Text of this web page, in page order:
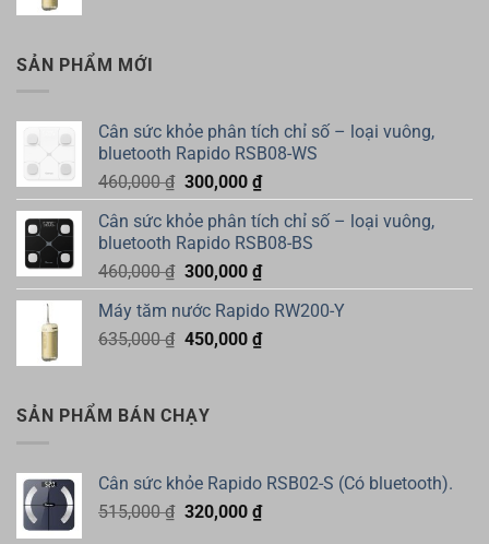
SẢN PHẨM MỚI
Cân sức khỏe phân tích chỉ số – loại vuông,
bluetooth Rapido RSB08-WS
460,000₫ Giá
gốc
là:
460,000 ₫.
300,000 ₫Giá
hiện
tại
là:
300,000 ₫.
Cân sức khỏe phân tích chỉ số – loại vuông,
bluetooth Rapido RSB08-BS
460,000₫ Giá
gốc
là:
460,000 ₫.
300,000 ₫Giá
hiện
tại
là:
Máy tăm nước Rapido RW200-Y
635,000₫ Giá
635,000 ₫.
450,000 ₫Giá
SẢN PHẨM BÁN CHẠY
Cân sức khỏe Rapido RSB02-S (Có bluetooth).
515,000₫ Giá
320,000 ₫Giá